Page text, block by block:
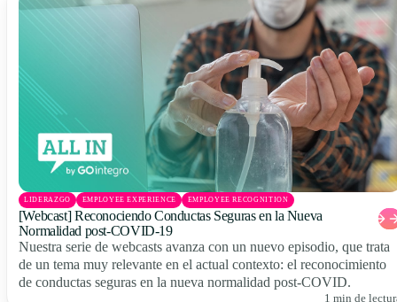
LIDERAZGO EMPLOYEE EXPERIENCE EMPLOYEE RECOGNITION
[Webcast] Reconociendo Conductas Seguras en la Nueva
Normalidad post-COVID-19
Nuestra serie de webcasts avanza con un nuevo episodio, que trata
de un tema muy relevante en el actual contexto: el reconocimiento
de conductas seguras en la nueva normalidad post-COVID.
1 min de